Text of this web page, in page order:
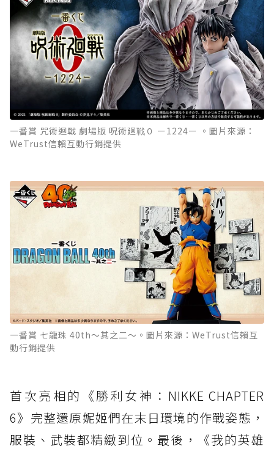
一番賞 咒術迴戰 劇場版 呪術廻戦０ ー1224ー 。圖片來源：
WeTrust信賴互動行銷提供
一番賞 七龍珠 40th～其之二～。圖片來源：WeTrust信賴互
動行銷提供
首次亮相的《勝利女神：NIKKE CHAPTER
6》完整還原妮姬們在末日環境的作戰姿態，
服裝、武裝都精緻到位。最後，《我的英雄